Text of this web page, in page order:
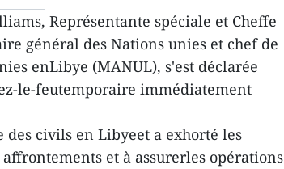
Représentante spéciale et Cheffe
général des Nations unies et chef de
enLibye (MANUL), s'est déclarée
le-feutemporaire immédiatement
des civils en Libyeet a exhorté les
et à assurerles opérations